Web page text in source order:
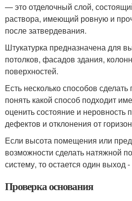
— это отделочный слой,
раствора, имеющий ровную и
после затвердевания.
Штукатурка предназначена для
потолков, фасадов здания,
поверхностей.
Есть несколько способов
понять какой способ подходит
оценить состояние и неровность
дефектов и отклонения от
Если высота помещения или
возможности сделать натяжной
систему, то остается один выход -
Проверка основания